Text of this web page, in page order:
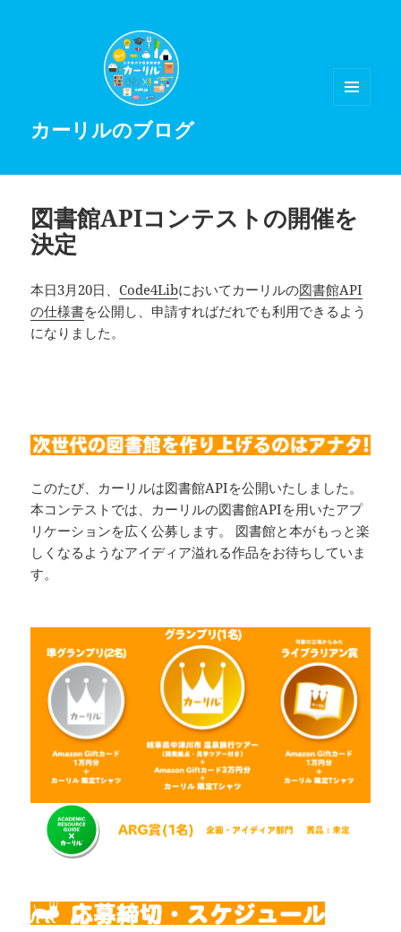
カーリルのブログ
図書館APIコンテストの開催を
決定
本日3月20日、Code4Libにおいてカーリルの図書館API
の仕様書を公開し、申請すればだれでも利用できるよう
になりました。
このたび、カーリルは図書館APIを公開いたしました。
本コンテストでは、カーリルの図書館APIを用いたアプ
リケーションを広く公募します。 図書館と本がもっと楽
しくなるようなアイディア溢れる作品をお待ちしていま
す。